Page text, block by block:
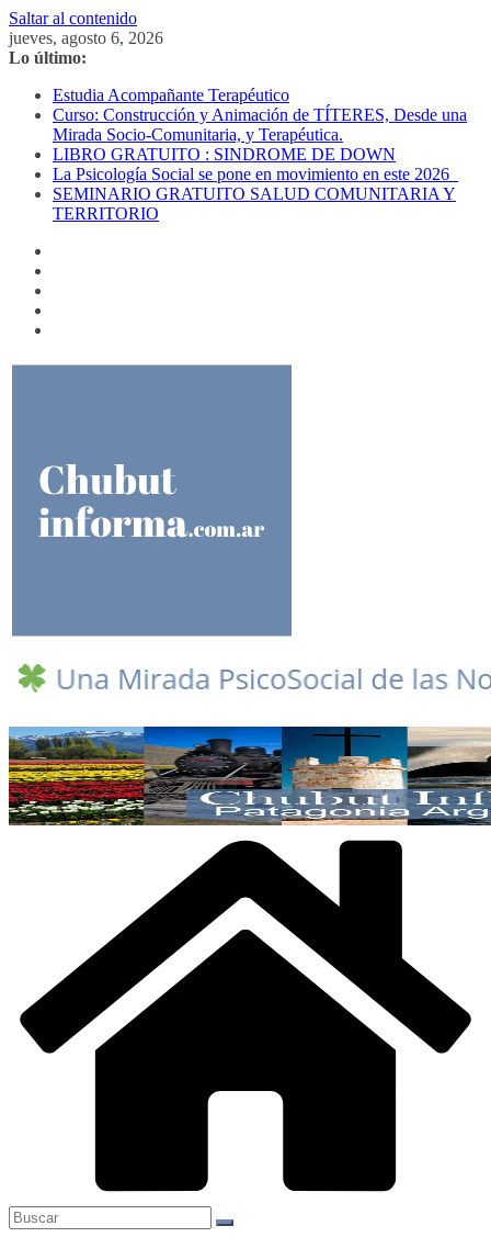
Saltar al contenido
jueves, agosto 6, 2026
Lo último:
Estudia Acompañante Terapéutico
Curso: Construcción y Animación de TÍTERES, Desde una
Mirada Socio-Comunitaria, y Terapéutica.
LIBRO GRATUITO : SINDROME DE DOWN
La Psicología Social se pone en movimiento en este 2026
SEMINARIO GRATUITO SALUD COMUNITARIA Y
TERRITORIO